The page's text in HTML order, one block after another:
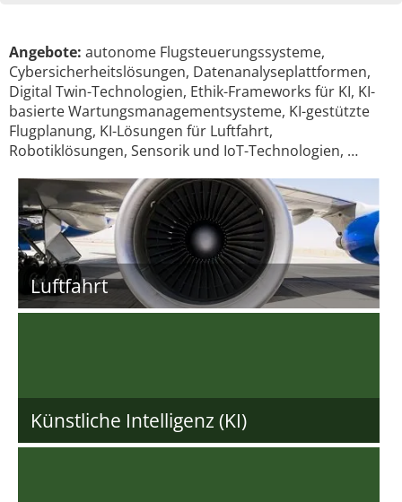
Angebote: autonome Flugsteuerungssysteme,
Cybersicherheitslösungen, Datenanalyseplattformen,
Digital Twin-Technologien, Ethik-Frameworks für KI, KI-
basierte Wartungsmanagementsysteme, KI-gestützte
Flugplanung, KI-Lösungen für Luftfahrt,
Robotiklösungen, Sensorik und IoT-Technologien, …
Luftfahrt
Künstliche Intelligenz (KI)